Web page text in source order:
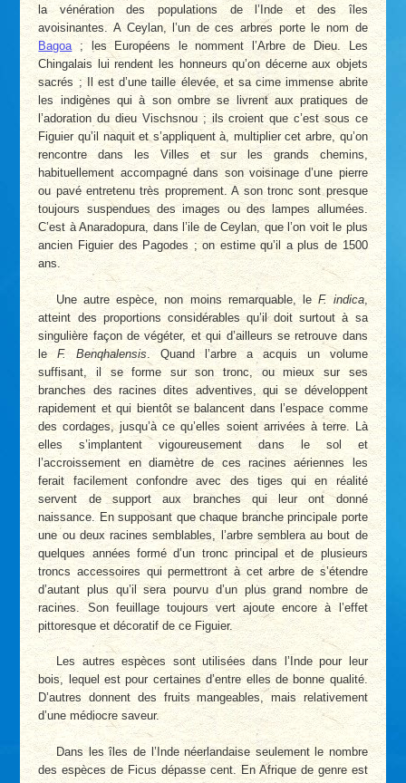
la vénération des populations de l’Inde et des îles
avoisinantes. A Ceylan, l’un de ces arbres porte le nom de
Bagoa; les Européens le nomment l’Arbre de Dieu. Les
Chingalais lui rendent les honneurs qu’on décerne aux objets
sacrés ; Il est d’une taille élevée, et sa cime immense abrite
les indigènes qui à son ombre se livrent aux pratiques de
l’adoration du dieu Vischsnou ; ils croient que c’est sous ce
Figuier qu’il naquit et s’appliquent à, multiplier cet arbre, qu’on
rencontre dans les Villes et sur les grands chemins,
habituellement accompagné dans son voisinage d’une pierre
ou pavé entretenu très proprement. A son tronc sont presque
toujours suspendues des images ou des lampes allumées.
C’est à Anaradopura, dans l’ile de Ceylan, que l’on voit le plus
ancien Figuier des Pagodes ; on estime qu’il a plus de 1500
ans.
Une autre espèce, non moins remarquable, leF. indica,
atteint des proportions considérables qu’il doit surtout à sa
singulière façon de végéter, et qui d’ailleurs se retrouve dans
leF. Benqhalensis . Quand l’arbre a acquis un volume
suffisant, il se forme sur son tronc, ou mieux sur ses
branches des racines dites adventives, qui se développent
rapidement et qui bientôt se balancent dans l’espace comme
des cordages, jusqu’à ce qu’elles soient arrivées à terre. Là
elles s’implantent vigoureusement dans le sol et
l’accroissement en diamètre de ces racines aériennes les
ferait facilement confondre avec des tiges qui en réalité
servent de support aux branches qui leur ont donné
naissance. En supposant que chaque branche principale porte
une ou deux racines semblables, l’arbre semblera au bout de
quelques années formé d’un tronc principal et de plusieurs
troncs accessoires qui permettront à cet arbre de s’étendre
d’autant plus qu’il sera pourvu d’un plus grand nombre de
racines. Son feuillage toujours vert ajoute encore à l’effet
pittoresque et décoratif de ce Figuier.
Les autres espèces sont utilisées dans l’Inde pour leur
bois, lequel est pour certaines d’entre elles de bonne qualité.
D’autres donnent des fruits mangeables, mais relativement
d’une médiocre saveur.
Dans les îles de l’Inde néerlandaise seulement le nombre
des espèces de Ficus dépasse cent. En Afrique de genre est